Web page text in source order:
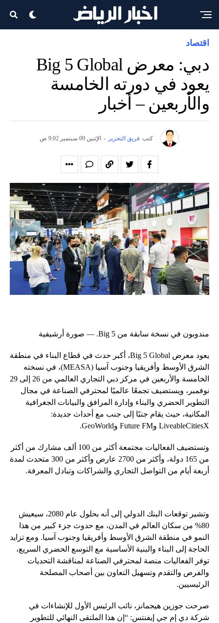
اقتصاد
دبي: معرض Big 5 Global
يعود في دورته الخامسة
والأربعين – أخبار
كتب فريق التحرير - الإثنين 09 سبتمبر 9:02 ص
مندوبون في نسخة سابقة من Big 5. — صورة أرشيفية
يعود معرض Big 5 Global، أكبر حدث في قطاع البناء في منطقة
الشرق الأوسط وأفريقيا وجنوب آسيا (MEASA)، في نسخته
الخامسة والأربعين في مركز دبي التجاري العالمي من 26 إلى 29
نوفمبر، ويستضيف تجمعًا عالميًا لمحترفي الصناعة في مجال
التطوير الحضري والبناء وإدارة المرافق والبيانات الجغرافية
المكانية، حيث يقام جنبًا إلى جنب مع أحداث جديدة:
LiveableCitiesX وFuture FM وGeoWorld.
وتستضيف الفعاليات مجتمعة أكثر من 100 ألف مشارك من أكثر
من 165 دولة، وأكثر من 2700 عارض وأكثر من 300 متحدث لمدة
أربعة أيام من التواصل التجاري والشراكات وتبادل المعرفة.
وتشير توقعات البنك الدولي إلى أنه بحلول عام 2080، سيعيش
80% من سكان العالم في المدن، مع حدوث جزء كبير من هذا
النمو في منطقة الشرق الأوسط وأفريقيا وجنوب آسيا. ومع تزايد
الحاجة إلى البناء والبنية الأساسية مع التوسع الحضري السريع،
توفر الفعاليات منصة لمحترفي الصناعة لمناقشة التحديات
والفرص والتقدم وتسهيل التعاون بين أصحاب المصلحة
الرئيسيين.
صرحت جوزين هيجمانز، نائب الرئيس الأول للإنشاءات في
شركة دي إم جي إيفنتس: “إن هذا الملتقى النهائي للتطوير